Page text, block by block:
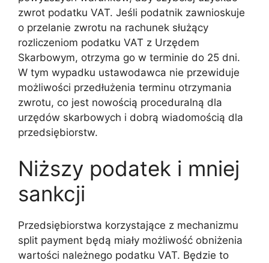
zwrot podatku VAT. Jeśli podatnik zawnioskuje
o przelanie zwrotu na rachunek służący
rozliczeniom podatku VAT z Urzędem
Skarbowym, otrzyma go w terminie do 25 dni.
W tym wypadku ustawodawca nie przewiduje
możliwości przedłużenia terminu otrzymania
zwrotu, co jest nowością proceduralną dla
urzędów skarbowych i dobrą wiadomością dla
przedsiębiorstw.
Niższy podatek i mniej
sankcji
Przedsiębiorstwa korzystające z mechanizmu
split payment będą miały możliwość obniżenia
wartości należnego podatku VAT. Będzie to